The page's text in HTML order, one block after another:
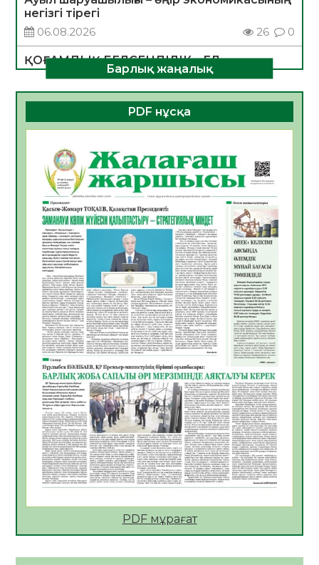
негізгі тірегі
06.08.2026
26 0
ҚОҒАМДЫҚ БЕЛСЕНДІЛІК – ЕЛ
ДАМУЫНЫҢ НЕГІЗІ
06.08.2026
24 0
ҚҰРЫЛТАЙ САЙЛАУЫ – БОЛАШАҚҚА
БАСТАР ЖАУАПТЫ ТАҢДАУ
06.08.2026
Инфекциялық ауруларға қарсы иммундау
жұмыстарының тиімділігі
06.08.2026
28
Көкжөтел ауруы туралы
06.08.2026
25
АПВ вакцинасы туралы мәлімет
06.08.2026
26
Open Air: Қызылорда облысы полиция
департаменті 20 мыңнан астам
көрерменнің қауіпсіздігін қамтамасыз етті
06.08.2026
38
ҚЫЗЫЛОРДАДА «САНАЛЫ ҰРПАҚ –
ЖАРҚЫН БОЛАШАҚ» АТТЫ КЕҢЕЙТІЛГЕН
МӘЖІЛІС ӨТТІ
05.08.2026
38
Қазақстан Орталық Азиядағы көшуге ең
азаматтың міндеті
Барлық жаңалық
PDF нұсқа
PDF мұрағат